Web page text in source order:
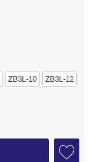
ZB3L-10 ZB3L-12